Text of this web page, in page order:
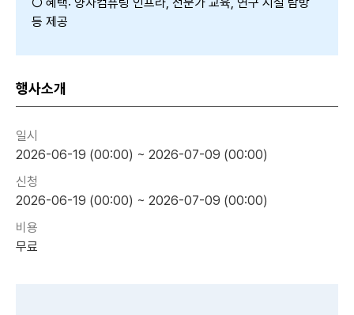
등 제공
행사소개
일시
2026-06-19 (00:00) ~ 2026-07-09 (00:00)
신청
2026-06-19 (00:00) ~ 2026-07-09 (00:00)
비용
무료